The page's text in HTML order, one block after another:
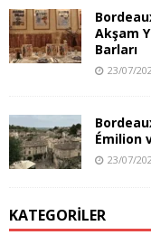
Akşam
Barları
23/07/
Émilion
23/07/
KATEGORILER